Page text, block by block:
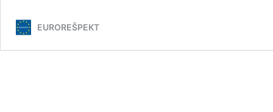
EUROREŠPEKT